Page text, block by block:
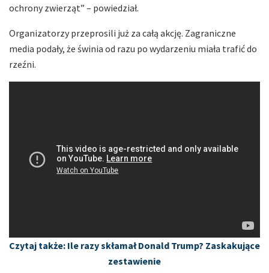
ochrony zwierząt” – powiedział.
Organizatorzy przeprosili już za całą akcję. Zagraniczne
media podały, że świnia od razu po wydarzeniu miała trafić do
rzeźni.
Czytaj także: Ile razy skłamał Donald Trump? Zaskakujące
zestawienie